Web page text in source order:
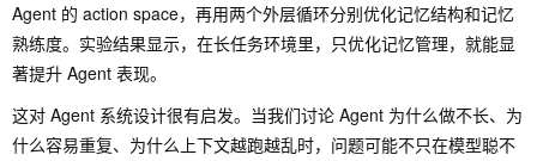
Agent 的 action space，再用两个外层循环分别优化记忆结构和记忆
熟练度。实验结果显示，在长任务环境里，只优化记忆管理，就能显
著提升 Agent 表现。
这对 Agent 系统设计很有启发。当我们讨论 Agent 为什么做不长、为
什么容易重复、为什么上下文越跑越乱时，问题可能不只在模型聪不